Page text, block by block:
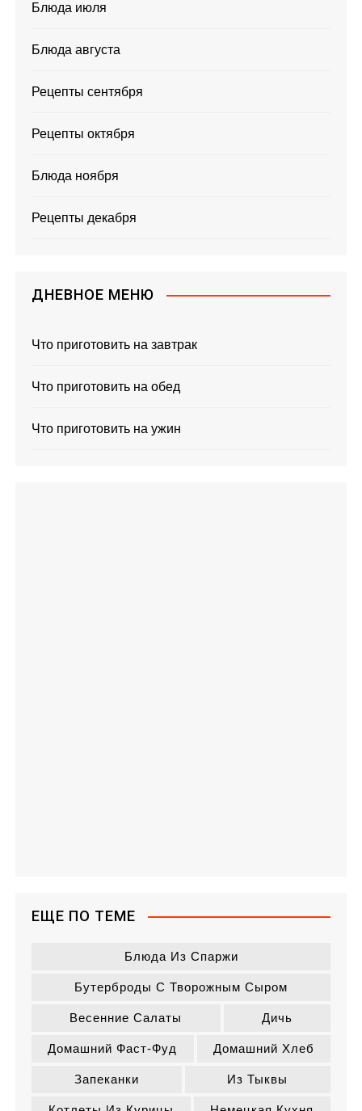
Блюда июля
Блюда августа
Рецепты сентября
Рецепты октября
Блюда ноября
Рецепты декабря
ДНЕВНОЕ МЕНЮ
Что приготовить на завтрак
Что приготовить на обед
Что приготовить на ужин
ЕЩЕ ПО ТЕМЕ
Блюда Из Спаржи
Бутерброды С Творожным Сыром
Весенние Салаты Дичь
Домашний Фаст-Фуд Домашний Хлеб
Запеканки Из Тыквы